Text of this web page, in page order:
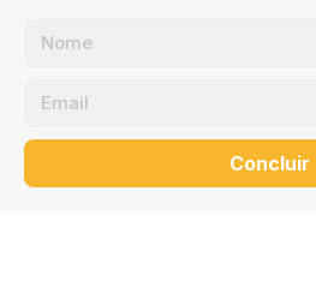
Concluir